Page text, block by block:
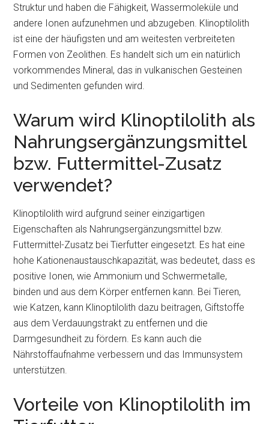
Struktur und haben die Fähigkeit, Wassermoleküle und
andere Ionen aufzunehmen und abzugeben. Klinoptilolith
ist eine der häufigsten und am weitesten verbreiteten
Formen von Zeolithen. Es handelt sich um ein natürlich
vorkommendes Mineral, das in vulkanischen Gesteinen
und Sedimenten gefunden wird.
Warum wird Klinoptilolith als
Nahrungsergänzungsmittel
bzw. Futtermittel-Zusatz
verwendet?
Klinoptilolith wird aufgrund seiner einzigartigen
Eigenschaften als Nahrungsergänzungsmittel bzw.
Futtermittel-Zusatz bei Tierfutter eingesetzt. Es hat eine
hohe Kationenaustauschkapazität, was bedeutet, dass es
positive Ionen, wie Ammonium und Schwermetalle,
binden und aus dem Körper entfernen kann. Bei Tieren,
wie Katzen, kann Klinoptilolith dazu beitragen, Giftstoffe
aus dem Verdauungstrakt zu entfernen und die
Darmgesundheit zu fördern. Es kann auch die
Nährstoffaufnahme verbessern und das Immunsystem
unterstützen.
Vorteile von Klinoptilolith im